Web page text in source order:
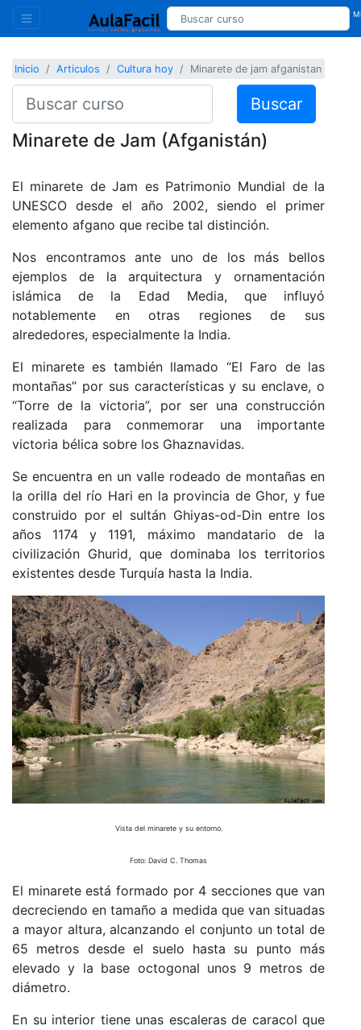
Inicio Articulos Cultura hoy Minarete de jam afganistan
Buscar
Minarete de Jam (Afganistán)
El minarete de Jam es Patrimonio Mundial de la
UNESCO desde el año 2002, siendo el primer
elemento afgano que recibe tal distinción.
Nos encontramos ante uno de los más bellos
ejemplos de la arquitectura y ornamentación
islámica de la Edad Media, que influyó
notablemente en otras regiones de sus
alrededores, especialmente la India.
El minarete es también llamado “El Faro de las
montañas” por sus características y su enclave, o
“Torre de la victoria”, por ser una construcción
realizada para conmemorar una importante
victoria bélica sobre los Ghaznavidas.
Se encuentra en un valle rodeado de montañas en
la orilla del río Hari en la provincia de Ghor, y fue
construido por el sultán Ghiyas-od-Din entre los
años 1174 y 1191, máximo mandatario de la
civilización Ghurid, que dominaba los territorios
existentes desde Turquía hasta la India.
Vista del minarete y su entorno.
Foto: David C. Thomas
El minarete está formado por 4 secciones que van
decreciendo en tamaño a medida que van situadas
a mayor altura, alcanzando el conjunto un total de
65 metros desde el suelo hasta su punto más
elevado y la base octogonal unos 9 metros de
diámetro.
En su interior tiene unas escaleras de caracol que